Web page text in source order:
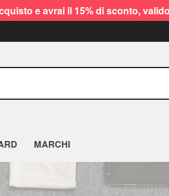
e avrai il 15% di sconto,
MARCHI